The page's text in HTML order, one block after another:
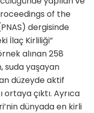
of the
dergisinde
İlaç Kirliliği”
alınan 258
suda yaşayan
düzeyde aktif
çıktı. Ayrıca
dünyada en kirli